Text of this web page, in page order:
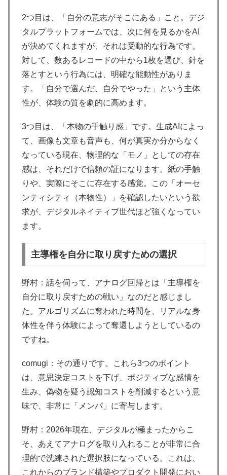
2つ目は、「自分の意志がそこにある」こと。デジ
タルプラットフォームでは、次に何を見るかをAI
が決めてくれますが、それは受動的な行為です。
対して、数あるレコードの中から1枚を選び、針を
落とすという行為には、明確な能動性がありま
す。「自分で選んだ、自分でやった」という主体
性が、体験の質を劇的に高めます。
3つ目は、「本物の手触り感」です。生成AIによっ
て、画像も文章も音声も、何が真実か分からなく
なっている現在、物理的な「モノ」としての存在
感は、それだけで信頼の証になります。紙の手触
りや、実際にそこに存在する感覚。この「オーセ
ンティシティ（本物性）」を確認したいという欲
求が、デジタルネイティブ世代ほど強くなってい
ます。
主導権を自分に取り戻すための選択
野村：話を伺って、アナログ回帰とは「主導権を
自分に取り戻すための戦い」なのだと感じまし
た。アルゴリズムに奪われた時間を、リアルな身
体性を伴う体験によって奪還しようとしているの
ですね。
comugi：その通りです。これら3つのポイント
は、意思決定コストを下げ、ポジティブな感情を
生み、偽物を疑う認知コストを削減するという意
味で、非常に「メンパ」に寄与します。
野村：2026年現在、デジタルが極まったからこ
そ、あえてアナログを取り入れることが非常に合
理的で洗練された選択肢になっている。これは、
これからのブランド構築やプロダクト開発におい